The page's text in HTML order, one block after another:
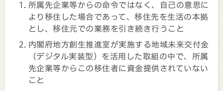
所属先企業等からの命令ではなく、自己の意思に
より移住した場合であって、移住先を生活の本拠
とし、移住元での業務を引き続き行うこと
内閣府地方創生推進室が実施する地域未来交付金
（デジタル実装型）を活用した取組の中で、所属
先企業等からこの移住者に資金提供されていない
こと